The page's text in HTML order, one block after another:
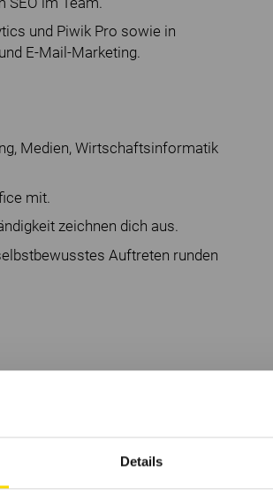
Details
und Piwik Pro sowie in
E-Mail-Marketing.
Medien, Wirtschaftsinformatik
mit.
zeichnen dich aus.
Auftreten runden